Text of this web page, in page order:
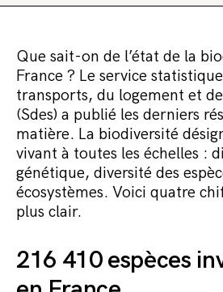
Que sait-on de l’état de la
France ? Le service
transports, du logement et
(Sdes) a publié les derniers
matière. La biodiversité
vivant à toutes les échelles :
génétique, diversité des
écosystèmes. Voici quatre
plus clair.
216 410 espèces
peut-être, à nous faire disparaître. Pour
Continuer de lire l’article
Commander le